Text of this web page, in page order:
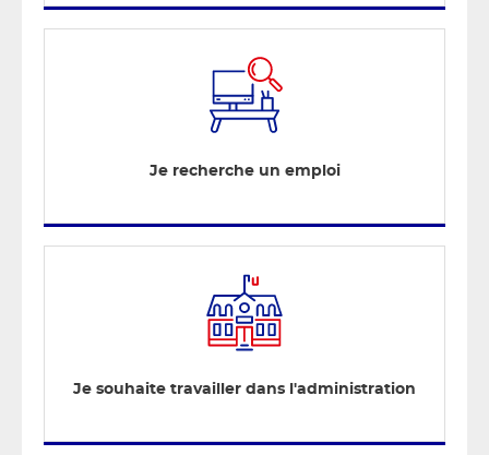
Je recherche un emploi
Je souhaite travailler dans l'administration